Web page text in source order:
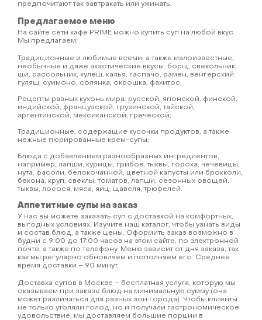
предпочитают так завтракать или ужинать.
Предлагаемое меню
На сайте сети кафе PRIME можно купить суп на любой вкус.
Мы предлагаем:
Традиционные и любимые всеми, а также малоизвестные,
необычные и даже экзотические вкусы: борщ, свекольник,
щи, рассольник, кулеш, калья, гаспачо, рамен, венгерский
гуляш, суимоно, солянка, окрошка, фахитос;
Рецепты разных кухонь мира: русской, японской, финской,
индийской, французской, грузинской, тайской,
аргентинской, мексиканской, греческой;
Традиционные, содержащие кусочки продуктов, а также
нежные пюрированные крем-супы;
Блюда с добавлением разнообразных ингредиентов,
например, лапши, курицы, грибов, тыквы, гороха, чечевицы,
нута, фасоли, белокочанной, цветной капусты или брокколи,
бекона, круп, свеклы, томатов, лапши, сезонных овощей,
тыквы, лосося, мяса, яиц, щавеля, трюфелей.
Аппетитные супы на заказ
У нас вы можете заказать суп с доставкой на комфортных,
выгодных условиях. Изучите наш каталог, чтобы узнать виды
и состав блюд, а также цены. Оформить заказ возможно в
будни с 9:00 до 17:00 часов на этом сайте, по электронной
почте, а также по телефону. Меню зависит от дня заказа, так
как мы регулярно обновляем и пополняем его. Среднее
время доставки – 90 минут.
Доставка супов в Москве – бесплатная услуга, которую мы
оказываем при заказе блюд на минимальную сумму (она
может различаться для разных зон города). Чтобы клиенты
не только утоляли голод, но и получали гастрономическое
удовольствие, мы доставляем большие порции в